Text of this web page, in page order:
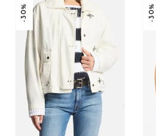
-30% -30%